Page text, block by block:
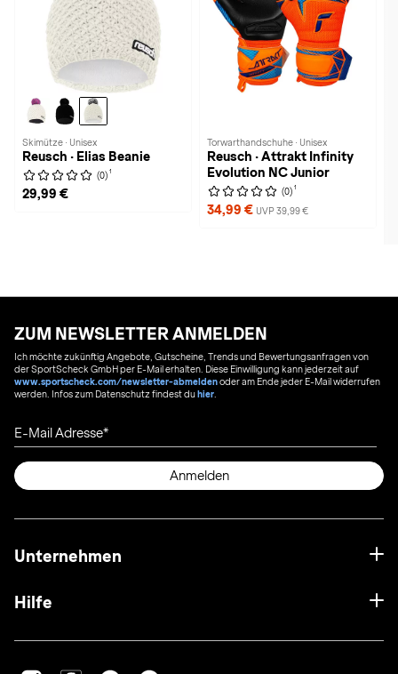
Skimütze · Unisex
Reusch · Elias Beanie
(0) 1
29,99 €
Torwarthandschuhe · Unisex
Reusch · Attrakt Infinity
Evolution NC Junior
(0) 1
34,99 € UVP 39,99 €
ZUM NEWSLETTER ANMELDEN
Ich möchte zukünftig Angebote, Gutscheine, Trends und Bewertungsanfragen von
der SportScheck GmbH per E-Mail erhalten. Diese Einwilligung kann jederzeit auf
www.sportscheck.com/newsletter-abmeldenoder am Ende jeder E-Mail widerrufen
werden. Infos zum Datenschutz findest duhier
E-Mail Adresse
Anmelden
Unternehmen
Hilfe